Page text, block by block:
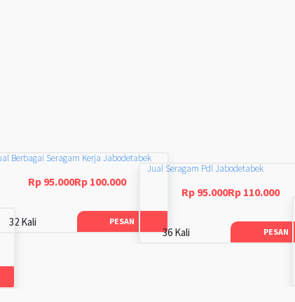
Berbagai Seragam Kerja Jabodetabek
Rp 95.000Rp 100.000
32 Kali PESAN
Jual Seragam Pdl Jabodetabek
Rp 95.000Rp 110.000
36 Kali PESAN